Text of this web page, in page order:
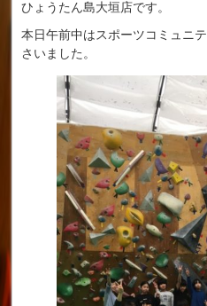
ひょうたん島大垣店です。
本日午前中はスポーツコミュニ
さいました。